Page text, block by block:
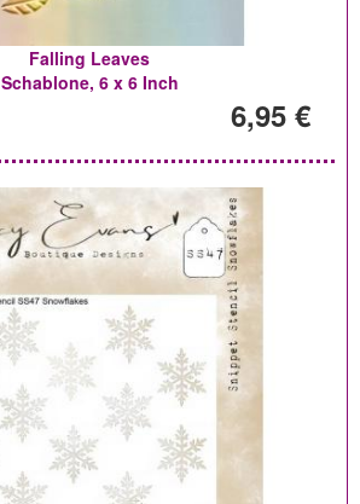
Falling Leaves
Schablone, 6 x 6 Inch
6,95 €